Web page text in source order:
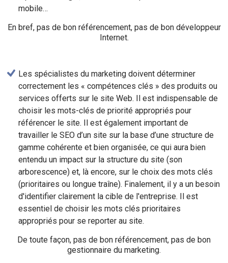
mobile…
En bref, pas de bon référencement, pas de bon développeur
Internet.
Les spécialistes du marketing doivent déterminer
correctement les « compétences clés » des produits ou
services offerts sur le site Web. Il est indispensable de
choisir les mots-clés de priorité appropriés pour
référencer le site. Il est également important de
travailler le SEO d’un site sur la base d’une structure de
gamme cohérente et bien organisée, ce qui aura bien
entendu un impact sur la structure du site (son
arborescence) et, là encore, sur le choix des mots clés
(prioritaires ou longue traîne). Finalement, il y a un besoin
d'identifier clairement la cible de l'entreprise. Il est
essentiel de choisir les mots clés prioritaires
appropriés pour se reporter au site.
De toute façon, pas de bon référencement, pas de bon
gestionnaire du marketing.